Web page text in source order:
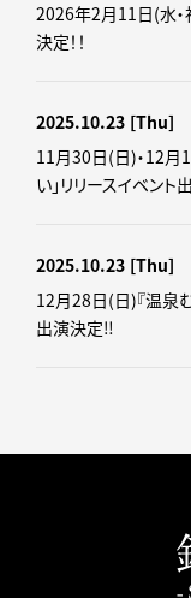
2026年2月11日(水
決定！！
2025.10.23 [Thu]
11月30日(日)・12月
い」リリースイベント
2025.10.23 [Thu]
12月28日(日)『温
出演決定‼